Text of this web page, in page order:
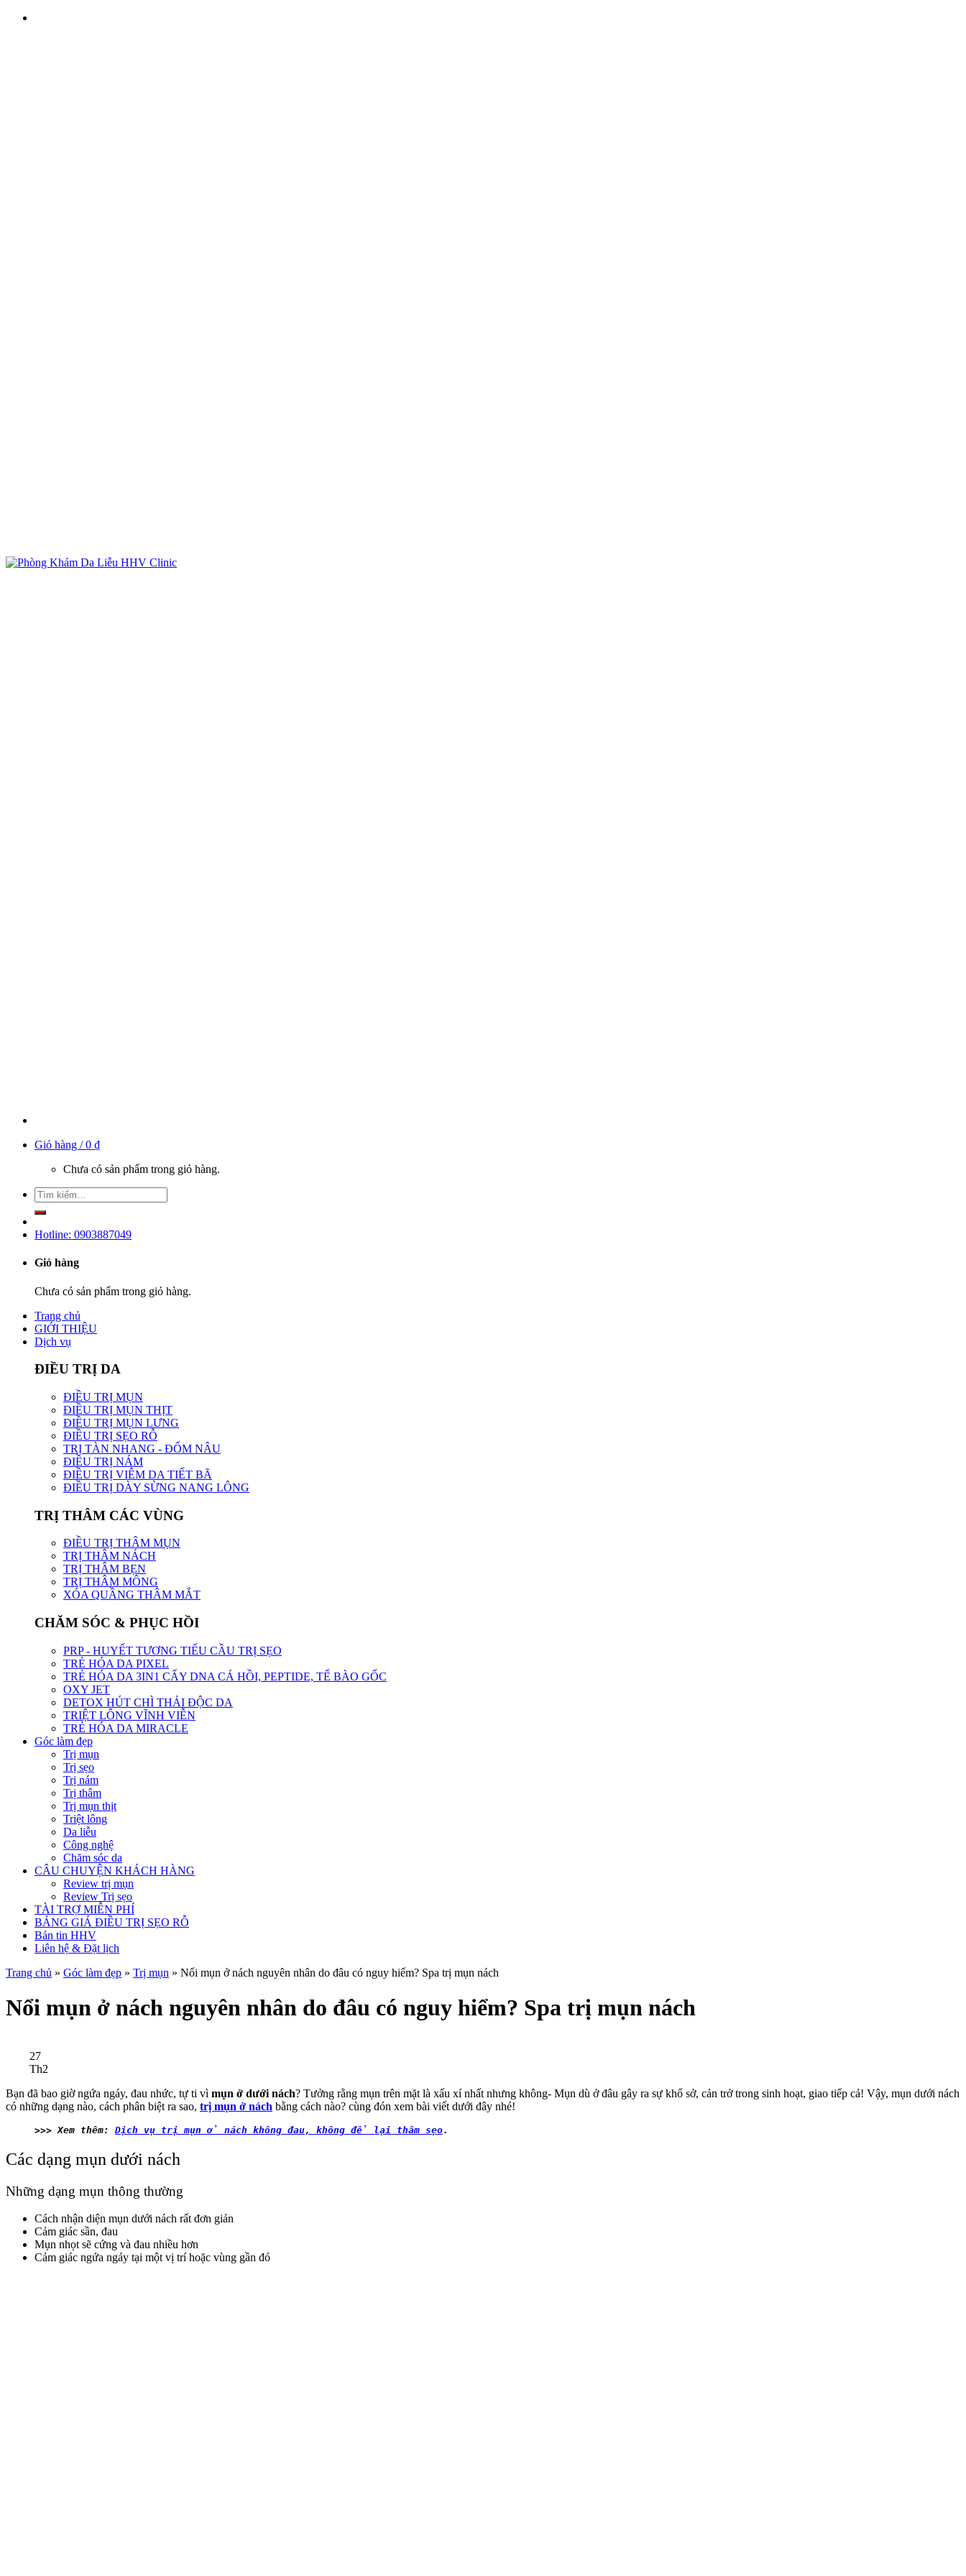
Giỏ hàng /0 ₫
Chưa có sản phẩm trong giỏ hàng.
Hotline: 0903887049
Giỏ hàng
Chưa có sản phẩm trong giỏ hàng.
Trang chủ
GIỚI THIỆU
Dịch vụ
ĐIỀU TRỊ DA
ĐIỀU TRỊ MỤN
ĐIỀU TRỊ MỤN THỊT
ĐIỀU TRỊ MỤN LƯNG
ĐIỀU TRỊ SẸO RỖ
TRỊ TÀN NHANG - ĐỐM NÂU
ĐIỀU TRỊ NÁM
ĐIỀU TRỊ VIÊM DA TIẾT BÃ
ĐIỀU TRỊ DÀY SỪNG NANG LÔNG
TRỊ THÂM CÁC VÙNG
ĐIỀU TRỊ THÂM MỤN
TRỊ THÂM NÁCH
TRỊ THÂM BẸN
TRỊ THÂM MÔNG
XÓA QUẦNG THÂM MẮT
CHĂM SÓC & PHỤC HỒI
PRP - HUYẾT TƯƠNG TIỂU CẦU TRỊ SẸO
TRẺ HÓA DA PIXEL
TRẺ HÓA DA 3IN1 CẤY DNA CÁ HỒI, PEPTIDE, TẾ BÀO GỐC
OXY JET
DETOX HÚT CHÌ THẢI ĐỘC DA
TRIỆT LÔNG VĨNH VIỄN
TRẺ HÓA DA MIRACLE
Góc làm đẹp
Trị mụn
Trị sẹo
Trị nám
Trị thâm
Trị mụn thịt
Triệt lông
Da liễu
Công nghệ
Chăm sóc da
CÂU CHUYỆN KHÁCH HÀNG
Review trị mụn
Review Trị sẹo
TÀI TRỢ MIỄN PHÍ
BẢNG GIÁ ĐIỀU TRỊ SẸO RỖ
Bản tin HHV
Liên hệ & Đặt lịch
Trang chủ » Góc làm đẹp » Trị mụn » Nổi mụn ở nách nguyên nhân do đâu có nguy hiểm? Spa trị mụn nách
Nổi mụn ở nách nguyên nhân do đâu có nguy hiểm? Spa trị mụn nách
27
Th2
Bạn đã bao giờ ngứa ngáy, đau nhức, tự ti vì mụn ở dưới nách? Tưởng rằng mụn trên mặt là xấu xí nhất nhưng không- Mụn dù ở đâu gây ra sự khổ sở, cản trở trong sinh hoạt, giao tiếp cả! Vậy, mụn dưới nách
có những dạng nào, cách phân biệt ra sao, trị mụn ở nách bằng cách nào? cùng đón xem bài viết dưới đây nhé!
>>> Xem thêm: Dịch vụ trị mụn ở nách không đau, không để lại thâm sẹo.
Các dạng mụn dưới nách
Những dạng mụn thông thường
Cách nhận diện mụn dưới nách rất đơn giản
Cảm giác sần, đau
Mụn nhọt sẽ cứng và đau nhiều hơn
Cảm giác ngứa ngáy tại một vị trí hoặc vùng gần đó